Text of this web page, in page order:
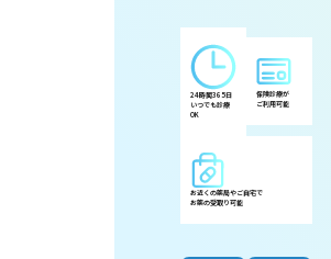
24時間365日
いつでも診療
OK
保険診療が
ご利用可能
お近くの薬局やご自宅で
お薬の受取り可能